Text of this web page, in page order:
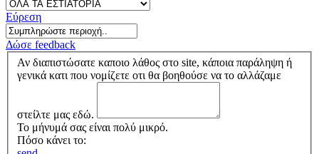
Εύρεση
Δώσε feedback
Αν διαπιστώσατε καποιο λάθος στο site, κάποια παράληψη ή
γενικά κατι που νομίζετε οτι θα βοηθούσε να το αλλάζαμε
στείλτε μας εδώ.
Το μήνυμά σας είναι πολύ μικρό.
Πόσο κάνει το: